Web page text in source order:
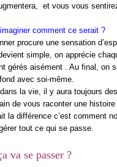
et vous vous
comment ce serait ?
procure une sensation
simple, on apprécie
gérés aisément . Au final, on
avec soi-même.
la vie, il y aura toujours
de vous raconter une histoire
la différence c’est comment
tout ce qui se passe.
va se passer ?